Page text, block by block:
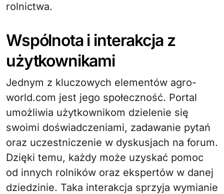
rolnictwa.
Wspólnota i interakcja z
użytkownikami
Jednym z kluczowych elementów agro-
world.com jest jego społeczność. Portal
umożliwia użytkownikom dzielenie się
swoimi doświadczeniami, zadawanie pytań
oraz uczestniczenie w dyskusjach na forum.
Dzięki temu, każdy może uzyskać pomoc
od innych rolników oraz ekspertów w danej
dziedzinie. Taka interakcja sprzyja wymianie